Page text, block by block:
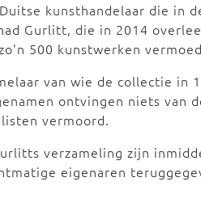
kunsthandelaar die in
Gurlitt, die in 2014
500 kunstwerken
van wie de collectie in
ontvingen niets van
vermoord.
verzameling zijn
eigenaren